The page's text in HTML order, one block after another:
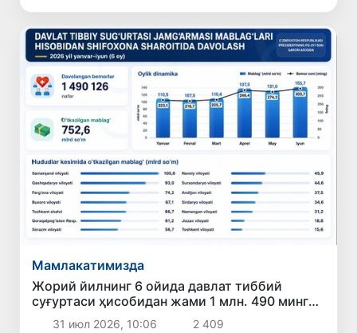
Мамлакатимизда
Жорий йилнинг 6 ойида давлат тиббий
суғуртаси ҳисобидан жами 1 млн. 490 минг
126 нафар бемор даволанди
31 июл 2026, 10:06 2 409